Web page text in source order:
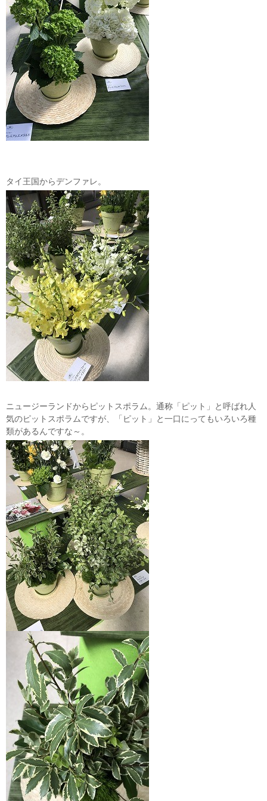
タイ王国からデンファレ。
ニュージーランドからピットスポラム。通称「ピット」と呼ばれ人
気のピットスポラムですが、「ピット」と一口にってもいろいろ種
類があるんですな～。